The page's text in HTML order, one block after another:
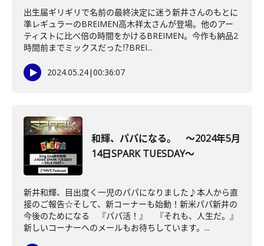
出生届ギリギリで名前の最終決定に迷う新井さんのもとに
準レギュラーのBREIMEN高木祥太さんが登場。他のアー
ティストに比べ倍の時間をかけるBREIMEN。今作も納品2
時間前までミックスだった⁉BREI...
2024.05.24|00:36:07
和輝、パパになる。 ～2024年5月
14日SPARK TUESDAY～
新井和輝、目出度く一児のパパになりました♪本人から直
接のご報告☆そして、新コーナーも始動！新米パパ新井の
今後のためになる 『パパ活！』 『それも、人生だ。』
新しいコーナーへのメールもお待ちしています。...